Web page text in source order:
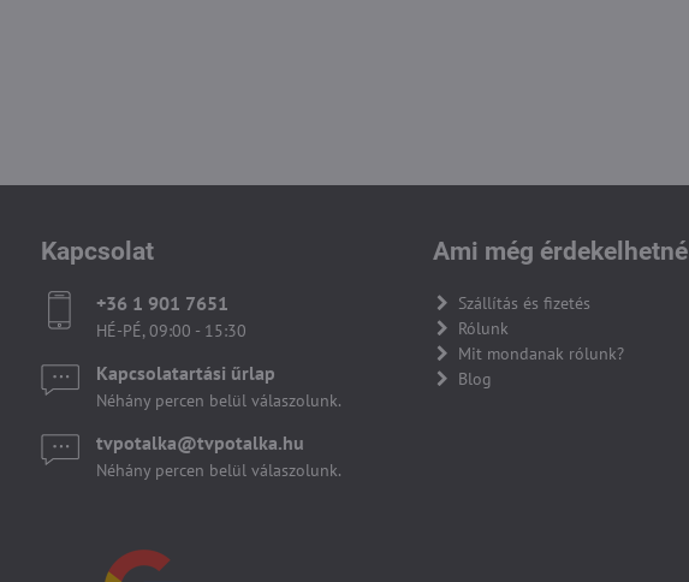
Kapcsolat
+36 1 901 7651
HÉ-PÉ, 09:00 - 15:30
Kapcsolatartási űrlap
Néhány percen belül válaszolunk.
tvpotalka​@tvpotalka​.hu
Néhány percen belül válaszolunk.
Ami még érdekelhetné
Szállítás és fizetés
Rólunk
Mit mondanak rólunk?
Blog